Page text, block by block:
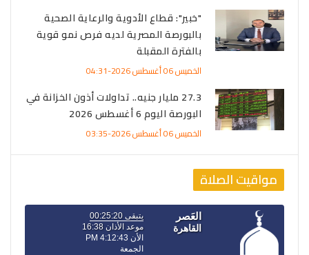
"خبير": قطاع الأدوية والرعاية الصحية
بالبورصة المصرية لديه فرص نمو قوية
بالفترة المقبلة
الخميس 06 أغسطس 2026-04:31
27.3 مليار جنيه.. تداولات أذون الخزانة في
البورصة اليوم 6 أغسطس 2026
الخميس 06 أغسطس 2026-03:35
مواقيت الصلاة